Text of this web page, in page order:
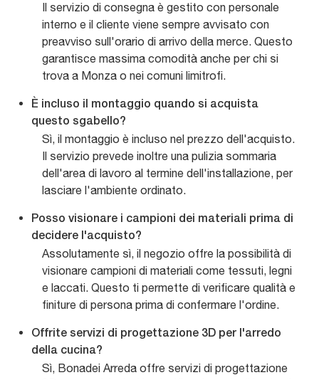
Il servizio di consegna è gestito con personale
interno e il cliente viene sempre avvisato con
preavviso sull'orario di arrivo della merce. Questo
garantisce massima comodità anche per chi si
trova a Monza o nei comuni limitrofi.
È incluso il montaggio quando si acquista
questo sgabello?
Sì, il montaggio è incluso nel prezzo dell'acquisto.
Il servizio prevede inoltre una pulizia sommaria
dell'area di lavoro al termine dell'installazione, per
lasciare l'ambiente ordinato.
Posso visionare i campioni dei materiali prima di
decidere l'acquisto?
Assolutamente sì, il negozio offre la possibilità di
visionare campioni di materiali come tessuti, legni
e laccati. Questo ti permette di verificare qualità e
finiture di persona prima di confermare l'ordine.
Offrite servizi di progettazione 3D per l'arredo
della cucina?
Sì, Bonadei Arreda offre servizi di progettazione